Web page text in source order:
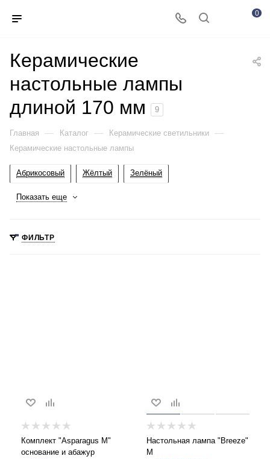
0
Керамические
настольные лампы
длиной 170 мм
9
Главная — Каталог — Керамические светильники —
Керамические настольные лампы
Абрикосовый Жёлтый Зелёный
Показать еще
ФИЛЬТР
Комплект "Asparagus M"
основание и абажур
Настольная лампа "Breeze"
M